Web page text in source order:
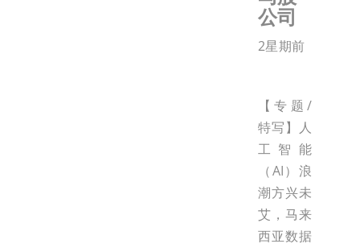
公司
2星期前
【专题/
特写】人
工智能
（AI）浪
潮方兴未
艾，马来
西亚数据